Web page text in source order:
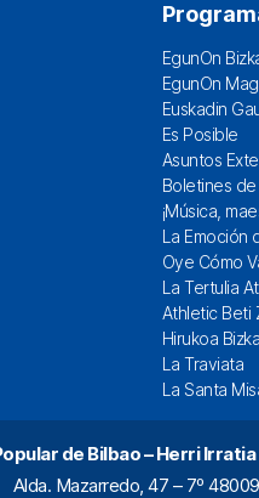
EgunOn
EgunOn
Euskadin
Es Posible
Asuntos
Boletines
¡Música,
La Emoción
Oye Cómo
La Tertulia
Athletic Beti
Hirukoa
La Traviata
La Santa
de Bilbao – Herri Irratia|
Alda. Mazarredo, 47 – 7º